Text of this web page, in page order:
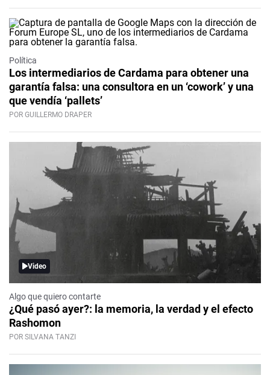
Política
Los intermediarios de Cardama para obtener una
garantía falsa: una consultora en un ‘cowork’ y una
que vendía ‘pallets’
POR GUILLERMO DRAPER
Video
Algo que quiero contarte
¿Qué pasó ayer?: la memoria, la verdad y el efecto
Rashomon
POR SILVANA TANZI